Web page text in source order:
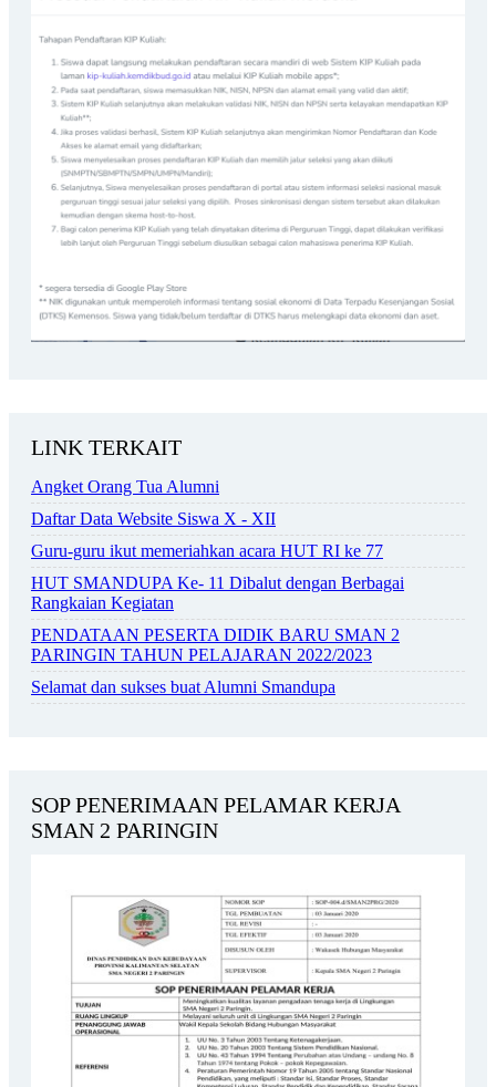
LINK TERKAIT
Angket Orang Tua Alumni
Daftar Data Website Siswa X - XII
Guru-guru ikut memeriahkan acara HUT RI ke 77
HUT SMANDUPA Ke- 11 Dibalut dengan Berbagai
Rangkaian Kegiatan
PENDATAAN PESERTA DIDIK BARU SMAN 2
PARINGIN TAHUN PELAJARAN 2022/2023
Selamat dan sukses buat Alumni Smandupa
SOP PENERIMAAN PELAMAR KERJA
SMAN 2 PARINGIN